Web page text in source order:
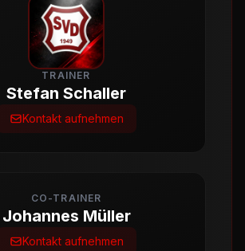
TRAINER
Stefan Schaller
Kontakt aufnehmen
CO-TRAINER
Johannes Müller
Kontakt aufnehmen